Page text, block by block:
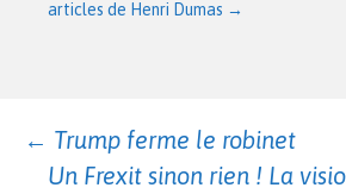
articles de Henri Dumas →
Navigation
← Trump ferme le robinet
Un Frexit sinon rien ! La